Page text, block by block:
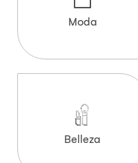
Moda
Belleza